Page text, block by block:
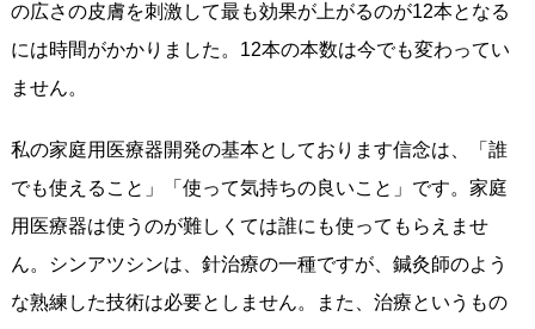
の広さの皮膚を刺激して最も効果が上がるのが12本となる
には時間がかかりました。12本の本数は今でも変わってい
ません。
私の家庭用医療器開発の基本としております信念は、「誰
でも使えること」「使って気持ちの良いこと」です。家庭
用医療器は使うのが難しくては誰にも使ってもらえませ
ん。シンアツシンは、針治療の一種ですが、鍼灸師のよう
な熟練した技術は必要としません。また、治療というもの